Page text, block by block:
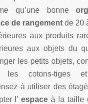
qu’une bonne
de rangement de 20
aux produits
aux objets du
les petits objets,
les cotons-tiges
à utiliser des
l’espaceà la taille